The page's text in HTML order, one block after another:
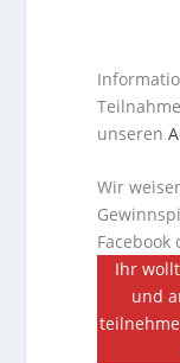
unseren
Wir
Ihr
und